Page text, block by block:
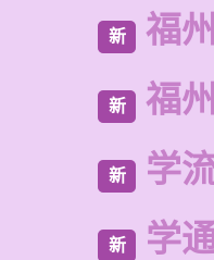
新 福
新 福
新 学
新 学